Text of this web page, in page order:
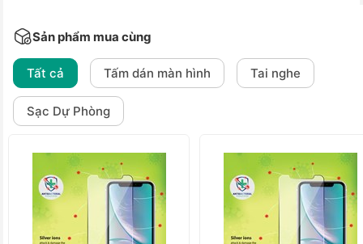
Sản phẩm mua cùng
Tất cả Tấm dán màn hình Tai nghe
Sạc Dự Phòng